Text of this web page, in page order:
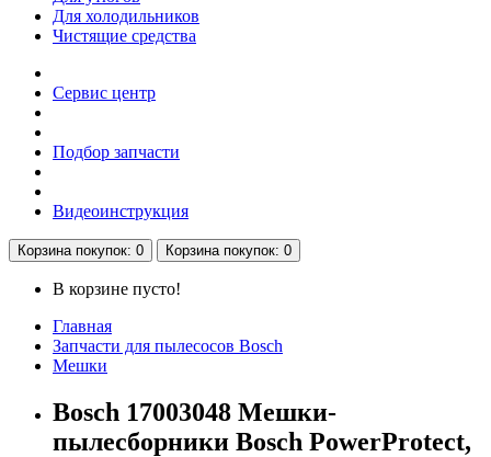
Для холодильников
Чистящие средства
Сервис центр
Подбор запчасти
Видеоинструкция
Корзинапокупок: 0 Корзинапокупок: 0
В корзине пусто!
Главная
Запчасти для пылесосов Bosch
Мешки
Bosch 17003048 Мешки-
пылесборники Bosch PowerProtect,